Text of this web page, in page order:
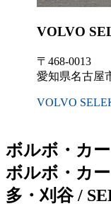
VOLVO
〒468-0013
愛知県名古屋
VOLVO
ボルボ・カ
ボルボ・カ
多・刈谷 /